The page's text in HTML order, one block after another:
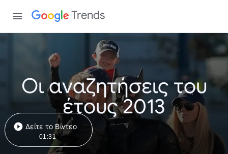
Trends
Οι αναζητήσεις του
έτους 2013
Δείτε το Βίντεο
01:31